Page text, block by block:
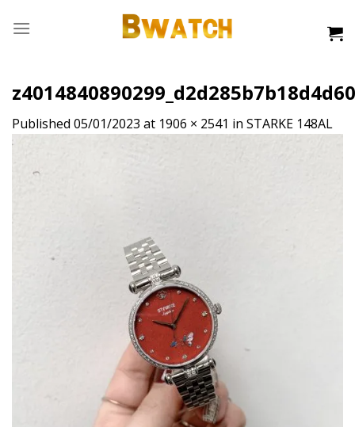
Published 05/01/2023 at 1906 × 2541 in STARKE 148AL